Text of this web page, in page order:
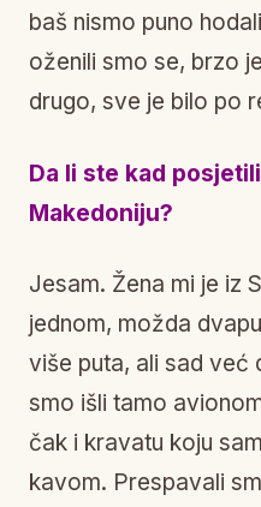
baš nismo puno
oženili smo se, brzo
drugo, sve je bilo po
Da li ste kad
Makedoniju?
Jesam. Žena mi je iz
jednom, možda
više puta, ali sad već
smo išli tamo
čak i kravatu koju
kavom. Prespavali